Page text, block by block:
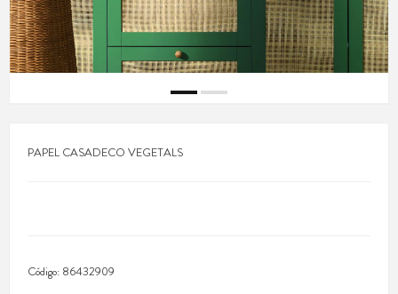
PAPEL CASADECO VEGETALS
Código: 86432909